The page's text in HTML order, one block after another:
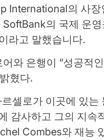
International의 사장
의 국제 운
라고 말했습니다.
와 은행이 “성공적
혔다.
셀로가 이곳에 있
감사하고 그의 지속
Combes와 재능